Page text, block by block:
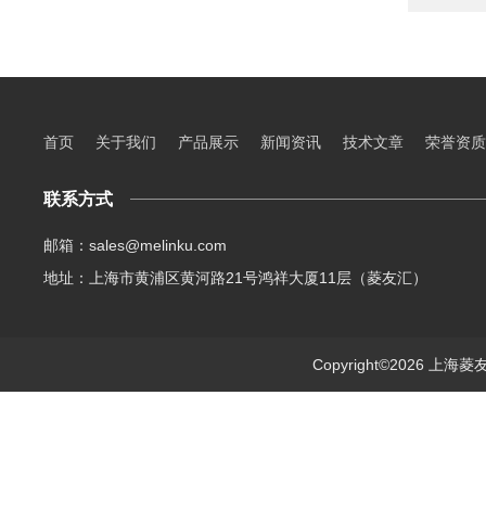
首页 关于我们 产品展示 新闻资讯 技术文章 荣誉资质
联系方式
邮箱：sales@melinku.com
地址：上海市黄浦区黄河路21号鸿祥大厦11层（菱友汇）
Copyright©2026 上海菱